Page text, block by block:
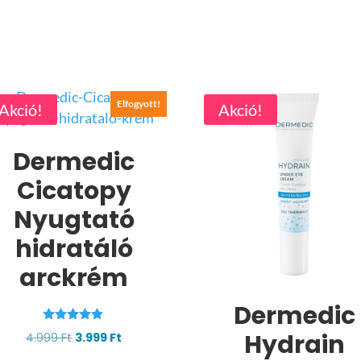
Akció! Elfogyott!
Dermedic
Cicatopy
Nyugtató
hidratáló
arckrém
Értékelés:
4.78
4.999Ft Original
3.999 Ft
Akció!
Dermedic
Hydrain